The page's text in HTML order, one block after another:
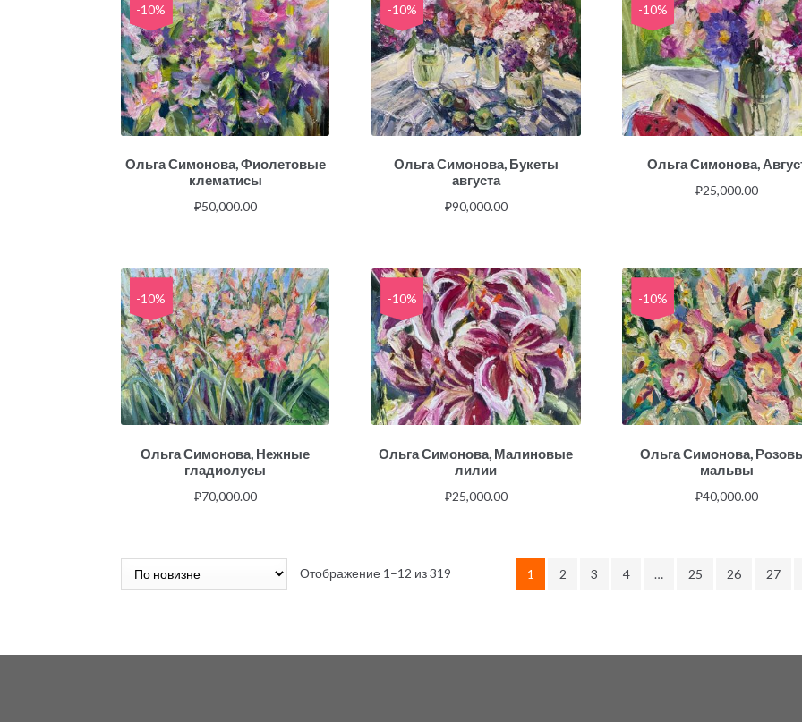
-10%
Ольга Симонова, Фиолетовые
клематисы
₽50,000.00
-10%
Ольга Симонова, Букеты
августа
₽90,000.00
-10%
Ольга Симонова,
₽25,000.00
-10%
Ольга Симонова, Нежные
гладиолусы
₽70,000.00
-10%
Ольга Симонова, Малиновые
лилии
₽25,000.00
-10%
Ольга Симонова,
мальвы
₽40,000.00
Отображение 1–12 из 319 1 2 3 4 … 25 26 27